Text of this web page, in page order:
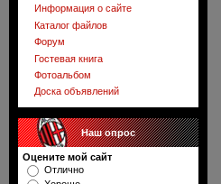
Информация о сайте
Каталог файлов
Форум
Гостевая книга
Фотоальбом
Доска объявлений
Наш опрос
Оцените мой сайт
Отлично